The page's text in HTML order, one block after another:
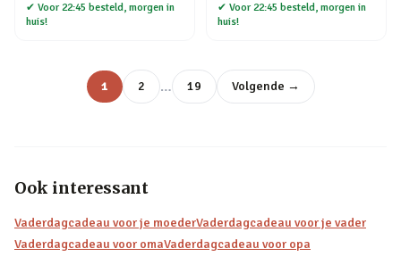
✔ Voor 22:45 besteld, morgen in
huis!
✔ Voor 22:45 besteld, morgen in
huis!
1 2 … 19 Volgende →
Ook interessant
Vaderdagcadeau voor je moederVaderdagcadeau voor je vader
Vaderdagcadeau voor omaVaderdagcadeau voor opa